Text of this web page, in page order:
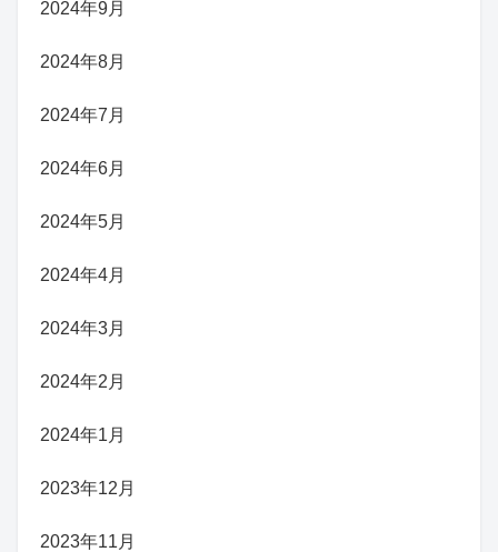
2024年9月
2024年8月
2024年7月
2024年6月
2024年5月
2024年4月
2024年3月
2024年2月
2024年1月
2023年12月
2023年11月